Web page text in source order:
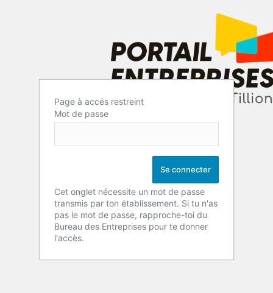
Page à accés restreint
Mot de passe
Cet onglet nécessite un mot de passe
transmis par ton établissement. Si tu n'as
pas le mot de passe, rapproche-toi du
Bureau des Entreprises pour te donner
l'accès.